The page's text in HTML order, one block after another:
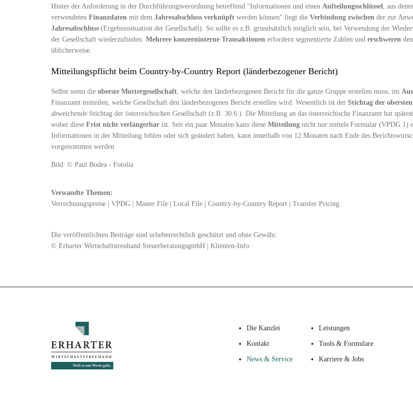
Hinter der Anforderung in der Durchführungsverordnung betreffend "Informationen und einen Aufteilungsschlüssel , aus
verwendeten Finanzdaten mit dem Jahresabschluss verknüpft werden können" liegt die Verbindung zwischen der zur
Jahresabschluss (Ergebnissituation der Gesellschaft). So sollte es z.B. grundsätzlich möglich sein, bei Verwendung der
der Gesellschaft wiederzufinden. Mehrere konzerninterne Transaktionen erfordern segmentierte Zahlen und erschweren
üblicherweise.
Mitteilungspflicht beim Country-by-Country Report (länderbezogener Bericht)
Selbst wenn die oberste Muttergesellschaft , welche den länderbezogenen Bericht für die ganze Gruppe erstellen muss, im
Finanzamt mitteilen, welche Gesellschaft den länderbezogenen Bericht erstellen wird. Wesentlich ist der Stichtag der
abweichende Stichtag der österreichischen Gesellschaft (z.B. 30.6.). Die Mitteilung an das österreichische Finanzamt hat
wobei diese Frist nicht verlängerbar ist. Seit ein paar Monaten kann diese Mitteilung nicht nur mittels Formular (VPDG 1)
Informationen in der Mitteilung fehlen oder sich geändert haben, kann innerhalb von 12 Monaten nach Ende des
vorgenommen werden.
Bild: © Paul Bodea - Fotolia
Verwandte Themen:
Verrechnungspreise | VPDG | Master File | Local File | Country-by-Country Report | Transfer Pricing
Die veröffentlichten Beiträge sind urheberrechtlich geschützt und ohne Gewähr.
© Erharter Wirtschaftstreuhand SteuerberatungsgmbH | Klienten-Info
Die Kanzlei Leistungen
Kontakt Tools & Formulare
News & Service Karriere & Jobs